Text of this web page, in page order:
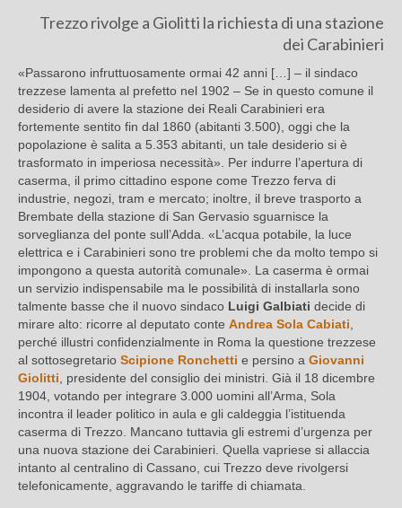
Trezzo rivolge a Giolitti la richiesta di una stazione
dei Carabinieri
«Passarono infruttuosamente ormai 42 anni […] – il sindaco
trezzese lamenta al prefetto nel 1902 – Se in questo comune il
desiderio di avere la stazione dei Reali Carabinieri era
fortemente sentito fin dal 1860 (abitanti 3.500), oggi che la
popolazione è salita a 5.353 abitanti, un tale desiderio si è
trasformato in imperiosa necessità». Per indurre l’apertura di
caserma, il primo cittadino espone come Trezzo ferva di
industrie, negozi, tram e mercato; inoltre, il breve trasporto a
Brembate della stazione di San Gervasio sguarnisce la
sorveglianza del ponte sull’Adda. «L’acqua potabile, la luce
elettrica e i Carabinieri sono tre problemi che da molto tempo si
impongono a questa autorità comunale». La caserma è ormai
un servizio indispensabile ma le possibilità di installarla sono
talmente basse che il nuovo sindaco Luigi Galbiati decide di
mirare alto: ricorre al deputato conte Andrea Sola Cabiati
perché illustri confidenzialmente in Roma la questione trezzese
al sottosegretario Scipione Ronchetti e persino a Giovanni
Giolitti , presidente del consiglio dei ministri. Già il 18 dicembre
1904, votando per integrare 3.000 uomini all’Arma, Sola
incontra il leader politico in aula e gli caldeggia l’istituenda
caserma di Trezzo. Mancano tuttavia gli estremi d’urgenza per
una nuova stazione dei Carabinieri. Quella vapriese si allaccia
intanto al centralino di Cassano, cui Trezzo deve rivolgersi
telefonicamente, aggravando le tariffe di chiamata.